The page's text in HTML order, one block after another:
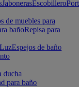
JabonerasEscobillero
de muebles para
bañoRepisa para
Espejos de baño
ducha
para baño